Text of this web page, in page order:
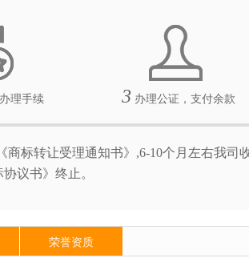
理手续 3 办理公证，支付余款
标转让受理通知书》,6-10个月左右我
议书》终止。
荣誉资质